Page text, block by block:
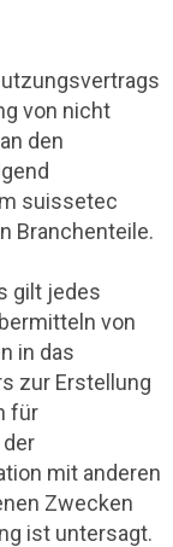
von nicht
den
suissetec
Branchenteile.
gilt jedes
von
in das
zur Erstellung
für
mit anderen
Zwecken
ist untersagt.